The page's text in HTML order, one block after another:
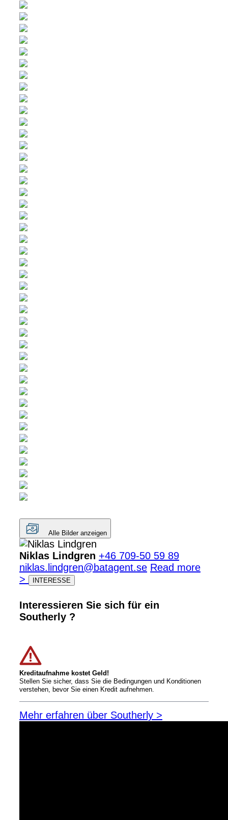
Alle Bilder anzeigen
Niklas Lindgren +46 709-50 59 89
niklas.lindgren@batagent.se Read more
>
INTERESSE
Interessieren Sie sich für ein
Southerly ?
Kreditaufnahme kostet Geld!
Stellen Sie sicher, dass Sie die Bedingungen und Konditionen
verstehen, bevor Sie einen Kredit aufnehmen.
Mehr erfahren über Southerly >